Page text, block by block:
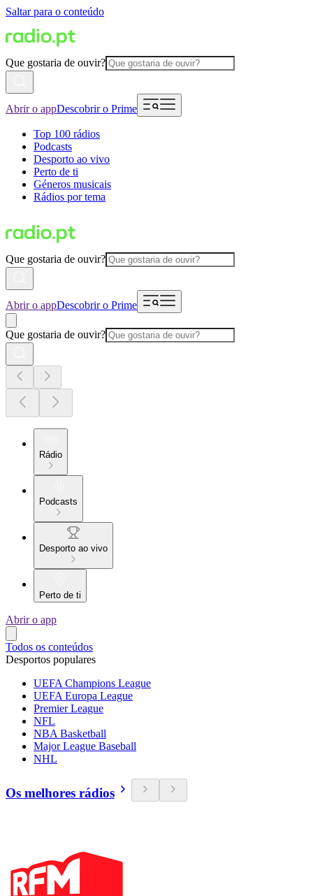
Saltar para o conteúdo
Que gostaria de ouvir?
Abrir o appDescobrir o Prime
Top 100 rádios
Podcasts
Desporto ao vivo
Perto de ti
Géneros musicais
Rádios por tema
Que gostaria de ouvir?
Abrir o appDescobrir o Prime
Que gostaria de ouvir?
Rádio
Podcasts
Desporto ao vivo
Perto de ti
Abrir o app
Todos os conteúdos
Desportos populares
UEFA Champions League
UEFA Europa League
Premier League
NFL
NBA Basketball
Major League Baseball
NHL
Os melhores rádios